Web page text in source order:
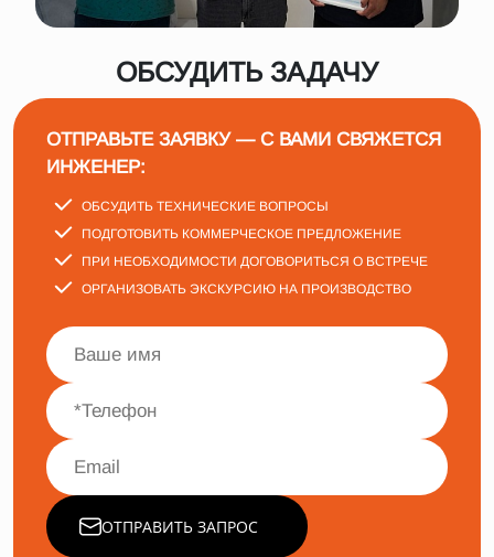
ОБСУДИТЬ ЗАДАЧУ
ОТПРАВЬТЕ ЗАЯВКУ — С ВАМИ СВЯЖЕТСЯ
ИНЖЕНЕР:
ОБСУДИТЬ ТЕХНИЧЕСКИЕ ВОПРОСЫ
ПОДГОТОВИТЬ КОММЕРЧЕСКОЕ ПРЕДЛОЖЕНИЕ
ПРИ НЕОБХОДИМОСТИ ДОГОВОРИТЬСЯ О ВСТРЕЧЕ
ОРГАНИЗОВАТЬ ЭКСКУРСИЮ НА ПРОИЗВОДСТВО
ОТПРАВИТЬ ЗАПРОС